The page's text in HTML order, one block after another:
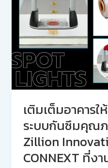
เติมเต็มอาคาร
ระบบกันซึมคุณ
Zillion
CONNEXT ที่ง